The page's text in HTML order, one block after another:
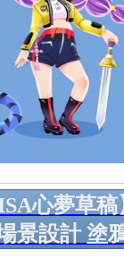
心夢草稿
景設計 塗